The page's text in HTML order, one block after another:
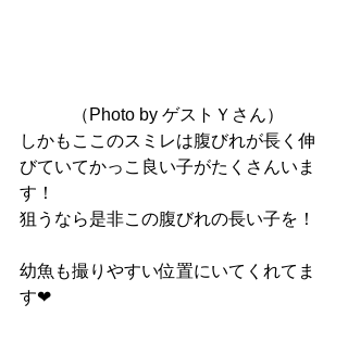
（Photo by ゲストＹさん）
しかもここのスミレは腹びれが長く伸
びていてかっこ良い子がたくさんいま
す！
狙うなら是非この腹びれの長い子を！
幼魚も撮りやすい位置にいてくれてま
す❤